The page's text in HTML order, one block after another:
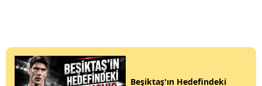
Beşiktaş'ın Hedefindeki